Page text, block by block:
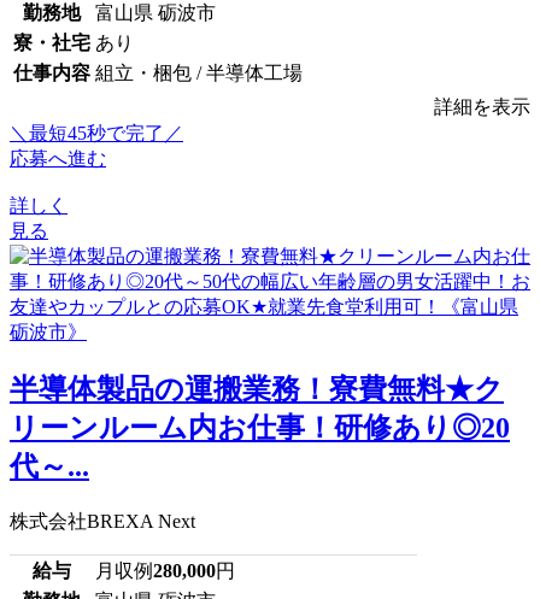
勤務地
富山県 砺波市
寮・社宅 あり
仕事内容 組立・梱包 / 半導体工場
詳細を表示
＼最短45秒で完了／
応募へ進む
詳しく
見る
半導体製品の運搬業務！寮費無料★ク
リーンルーム内お仕事！研修あり◎20
代～...
株式会社BREXA Next
給与 月収例280,000円